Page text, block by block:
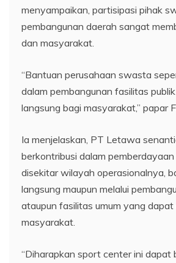
menyampaikan, partisipasi pihak
pembangunan daerah sangat
dan masyarakat.
“Bantuan perusahaan swasta
dalam pembangunan fasilitas
langsung bagi masyarakat,” papar
Ia menjelaskan, PT Letawa
berkontribusi dalam
disekitar wilayah operasionalnya,
langsung maupun melalui
ataupun fasilitas umum yang dapat
masyarakat.
“Diharapkan sport center ini dapat